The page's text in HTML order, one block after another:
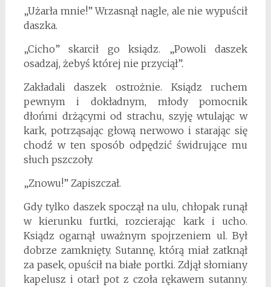
„Użarła mnie!” Wrzasnął nagle, ale nie wypuścił
daszka.
„Cicho” skarcił go ksiądz. „Powoli daszek
osadzaj, żebyś której nie przyciął”.
Zakładali daszek ostrożnie. Ksiądz ruchem
pewnym i dokładnym, młody pomocnik
dłońmi drżącymi od strachu, szyję wtulając w
kark, potrząsając głową nerwowo i starając się
chodź w ten sposób odpędzić świdrujące mu
słuch pszczoły.
„Znowu!” Zapiszczał.
Gdy tylko daszek spoczął na ulu, chłopak runął
w kierunku furtki, rozcierając kark i ucho.
Ksiądz ogarnął uważnym spojrzeniem ul. Był
dobrze zamknięty. Sutannę, którą miał zatknął
za pasek, opuścił na białe portki. Zdjął słomiany
kapelusz i otarł pot z czoła rękawem sutanny.